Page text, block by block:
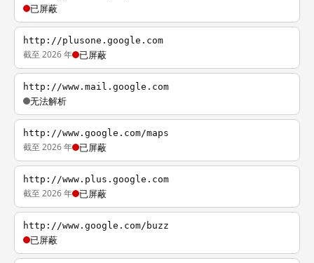
已屏蔽
http://plusone.google.com
截至 2026 年 已屏蔽
http://www.mail.google.com
无法解析
http://www.google.com/maps
截至 2026 年 已屏蔽
http://www.plus.google.com
截至 2026 年 已屏蔽
http://www.google.com/buzz
已屏蔽